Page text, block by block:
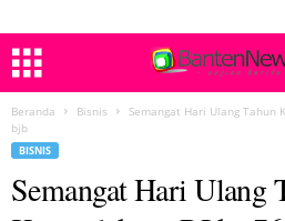
Beranda Bisnis
Semangat Hari Ulang Tahun
bjb
BISNIS
Semangat Hari Ulang